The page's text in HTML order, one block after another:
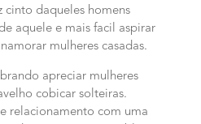
cinto daqueles homens
aquele e mais facil aspirar
mulheres casadas.
apreciar mulheres
cobicar solteiras.
relacionamento com uma